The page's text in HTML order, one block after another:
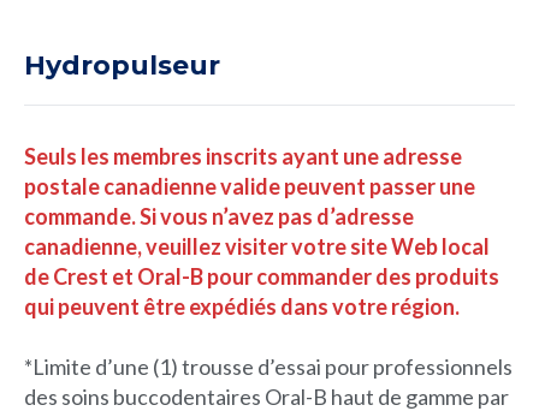
Hydropulseur
Seuls les membres inscrits ayant une adresse
postale canadienne valide peuvent passer une
commande. Si vous n’avez pas d’adresse
canadienne, veuillez visiter votre site Web local
de Crest et Oral-B pour commander des produits
qui peuvent être expédiés dans votre région.
*Limite d’une (1) trousse d’essai pour professionnels
des soins buccodentaires Oral-B haut de gamme par